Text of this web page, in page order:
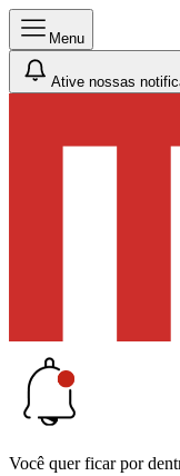
Menu
Ative nossas
Você quer ficar por